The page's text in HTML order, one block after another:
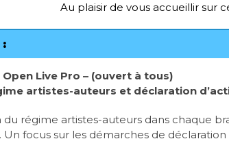
Au plaisir de vous accueillir sur
Open Live Pro – (ouvert à tous)
artistes-auteurs et déclaration
régime artistes-auteurs dans chaque
focus sur les démarches de déclaration